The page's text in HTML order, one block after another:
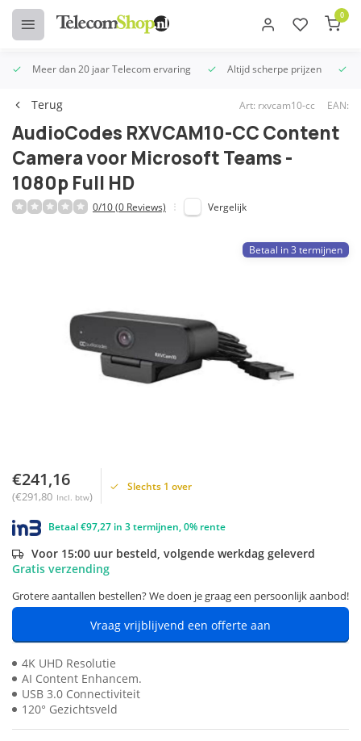
0
Meer dan 20 jaar Telecom ervaring Altijd scherpe prijzen
Terug Art: rxvcam10-cc EAN:
AudioCodes RXVCAM10-CC Content
Camera voor Microsoft Teams -
1080p Full HD
0/10 (0 Reviews) Vergelijk
Betaal in 3 termijnen
€241,16
(€291,80 Incl. btw)
Slechts 1 over
Betaal €97,27 in 3 termijnen, 0% rente
Voor 15:00 uur besteld, volgende werkdag geleverd
Gratis verzending
Grotere aantallen bestellen? We doen je graag een persoonlijk aanbod!
Vraag vrijblijvend een offerte aan
4K UHD Resolutie
AI Content Enhancem.
USB 3.0 Connectiviteit
120° Gezichtsveld